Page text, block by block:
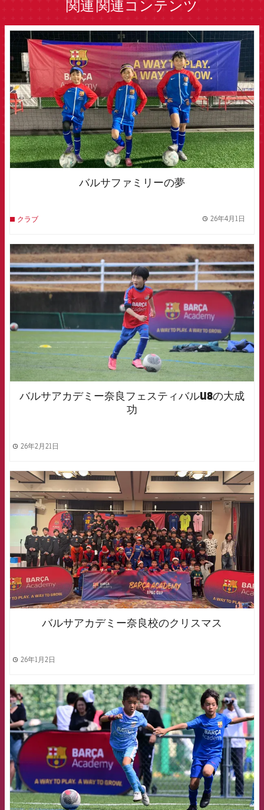
関連 関連コンテンツ
FCB Barcelona badge
バルサファミリーの夢
クラブ 26年4月1日
FCB Barcelona badge
バルサアカデミー奈良フェスティバルU8の大成
功
26年2月21日
FCB Barcelona badge
バルサアカデミー奈良校のクリスマス
26年1月2日
FCB Barcelona badge